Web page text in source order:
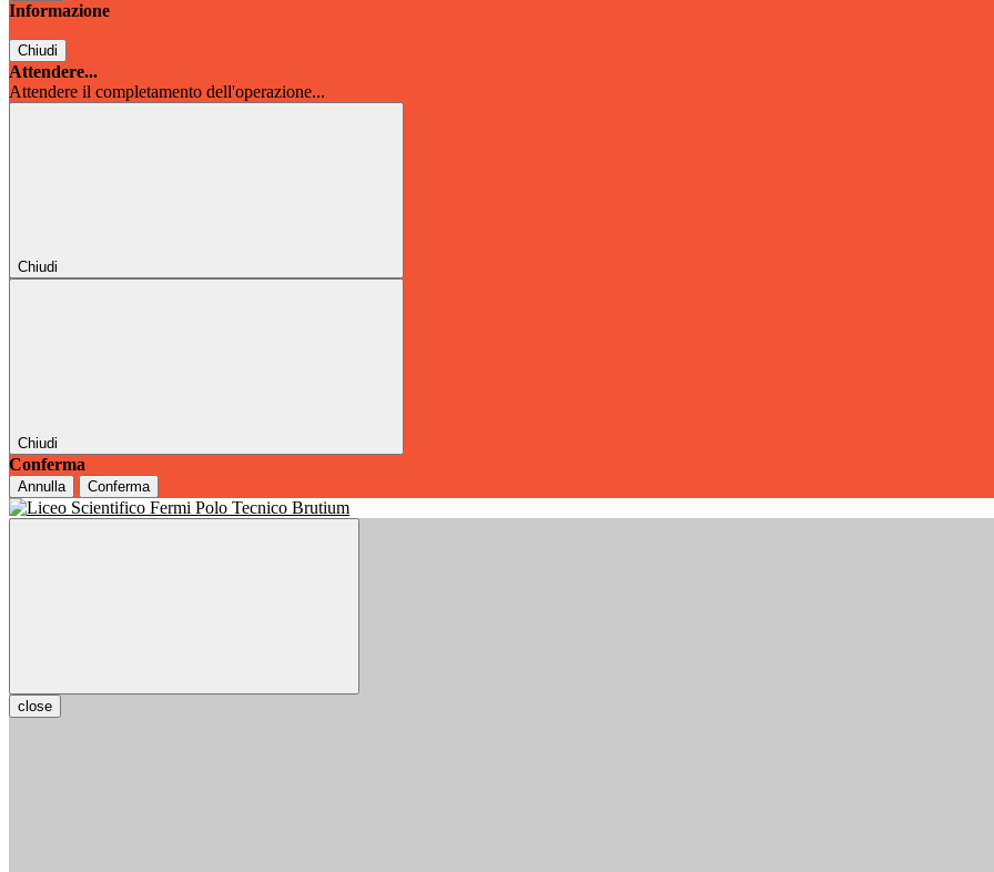
Informazione
Chiudi
Attendere...
Attendere il completamento dell'operazione...
Chiudi
Chiudi
Conferma
Annulla Conferma
close